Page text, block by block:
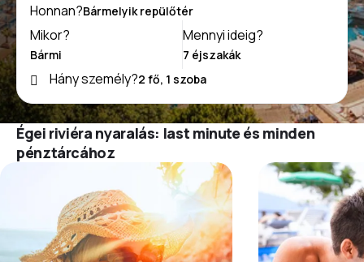
Honnan?
Mikor?
Mennyi ideig?
Hány személy?
Égei riviéra nyaralás: last minute és minden
pénztárcához